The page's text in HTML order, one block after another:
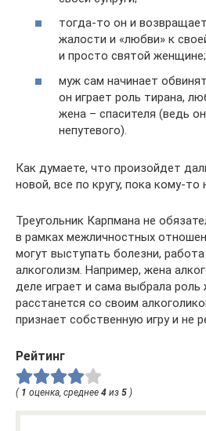
тогда-то он и
жалости и «любви» к
и просто святой женщине;
муж сам начинает
он играет роль тирана,
жена – спасителя (ведь
непутевого).
Как думаете, что произойдет
новой, все по кругу, пока кому-то
Треугольник Карпмана не
в рамках межличностных
могут выступать болезни,
алкоголизм. Например, жена
деле играет и сама выбрала
расстанется со своим
признает собственную игру и не
Рейтинг
( 1 оценка, среднее 4 из 5 )